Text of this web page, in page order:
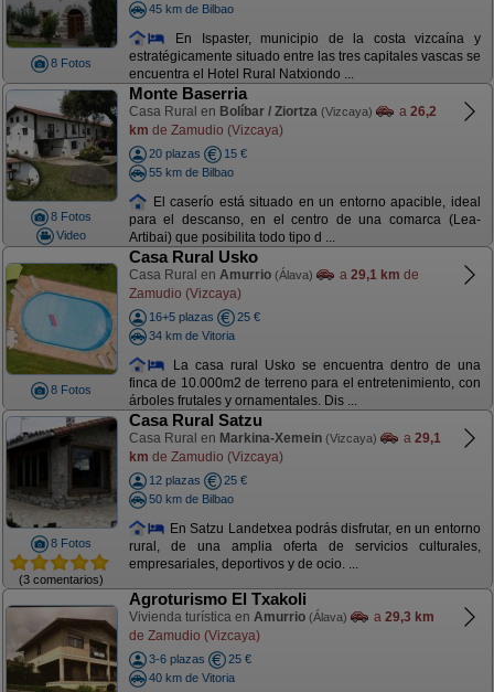
8 Fotos
45 km de Bilbao
En Ispaster, municipio de la costa vizcaína y
estratégicamente situado entre las tres capitales vascas se
encuentra el Hotel Rural Natxiondo ...
8 Fotos
Video
Monte Baserria
Casa Rural en Bolíbar / Ziortza (Vizcaya) a 26,2
km de Zamudio (Vizcaya)
20 plazas
15 €
55 km de Bilbao
El caserío está situado en un entorno apacible, ideal
para el descanso, en el centro de una comarca (Lea-
Artibai) que posibilita todo tipo d ...
8 Fotos
Casa Rural Usko
Casa Rural en Amurrio (Álava) a 29,1 km de
Zamudio (Vizcaya)
16+5 plazas
25 €
34 km de Vitoria
La casa rural Usko se encuentra dentro de una
finca de 10.000m2 de terreno para el entretenimiento, con
árboles frutales y ornamentales. Dis ...
8 Fotos
(3 comentarios)
Casa Rural Satzu
Casa Rural en Markina-Xemein (Vizcaya) a 29,1
km de Zamudio (Vizcaya)
12 plazas
25 €
50 km de Bilbao
En Satzu Landetxea podrás disfrutar, en un entorno
rural, de una amplia oferta de servicios culturales,
empresariales, deportivos y de ocio. ...
Agroturismo El Txakoli
Vivienda turística en Amurrio (Álava) a 29,3 km
de Zamudio (Vizcaya)
3-6 plazas
25 €
40 km de Vitoria